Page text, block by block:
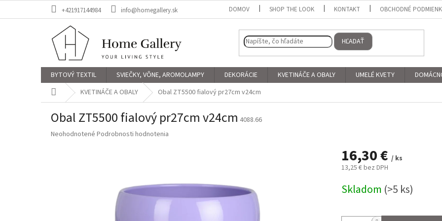
+421917144984 info@homegallery.sk DOMOV SHOP THE LOOK KONTAKT OBCHODNÉ
HĽADAŤ
BYTOVÝ TEXTIL SVIEČKY, VÔNE, AROMOLAMPY DEKORÁCIE KVETINÁČE A OBALY UMELÉ KVETY
DomovKVETINÁČE A OBALY Obal ZT5500 fialový pr27cm v24cm
Obal ZT5500 fialový pr27cm v24cm 4088.66
Priemerné
Neohodnotené Podrobnosti hodnotenia
16,30 € / ks
13,25 € bez DPH
cena:
Skladom (>5 ks)